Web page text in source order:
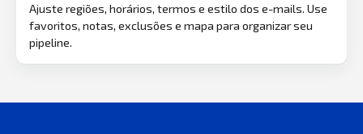
Ajuste regiões, horários, termos e estilo dos e-mails. Use
favoritos, notas, exclusões e mapa para organizar seu
pipeline.